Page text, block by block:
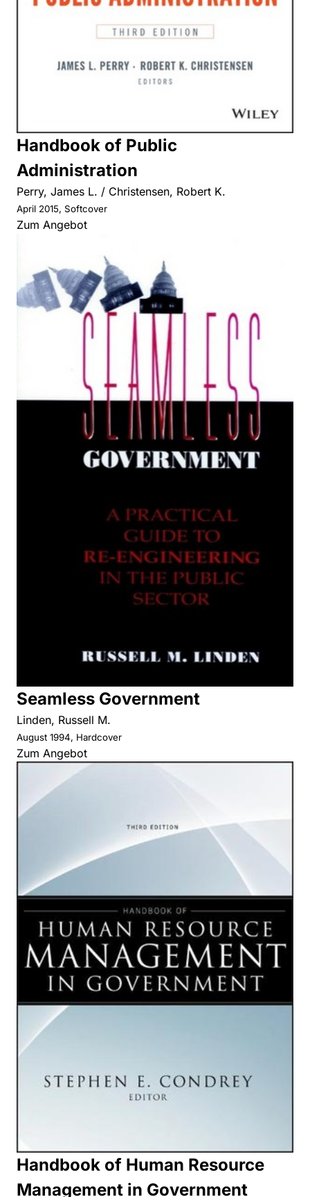
Handbook of Public
Administration
Perry, James L. / Christensen, Robert K.
April 2015, Softcover
Zum Angebot
Seamless Government
Linden, Russell M.
August 1994, Hardcover
Zum Angebot
Handbook of Human Resource
Management in Government